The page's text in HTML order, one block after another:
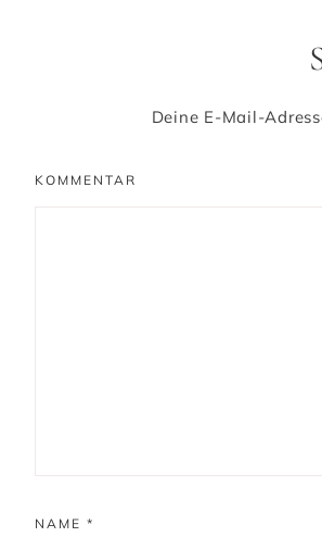
Deine E-Mail-
KOMMENTAR
NAME *